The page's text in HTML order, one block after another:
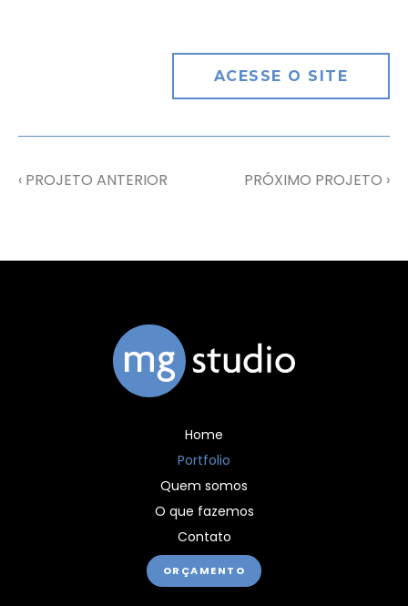
ACESSE O SITE
‹ PROJETO ANTERIOR PRÓXIMO PROJETO ›
Home
Portfolio
Quem somos
O que fazemos
Contato
ORÇAMENTO